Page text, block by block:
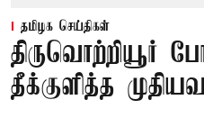
தமிழக செய்திகள்
திருவொற்றியூர்
தீக்குளித்த